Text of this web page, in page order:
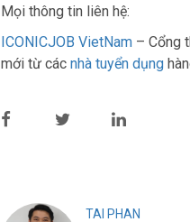
Mọi thông tin liên hệ:
ICONICJOB VietNam – Cổng
mới từ các nhà tuyển dụng
TAI PHAN